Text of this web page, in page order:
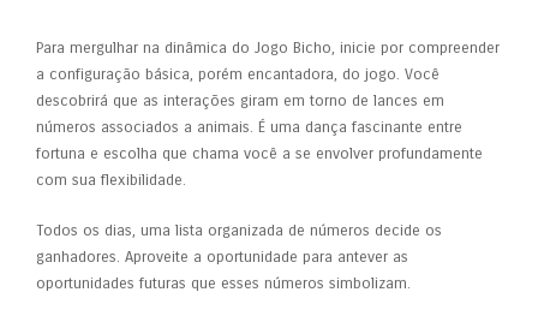
Para mergulhar na dinâmica do Jogo Bicho, inicie por compreender
a configuração básica, porém encantadora, do jogo. Você
descobrirá que as interações giram em torno de lances em
números associados a animais. É uma dança fascinante entre
fortuna e escolha que chama você a se envolver profundamente
com sua flexibilidade.
Todos os dias, uma lista organizada de números decide os
ganhadores. Aproveite a oportunidade para antever as
oportunidades futuras que esses números simbolizam.